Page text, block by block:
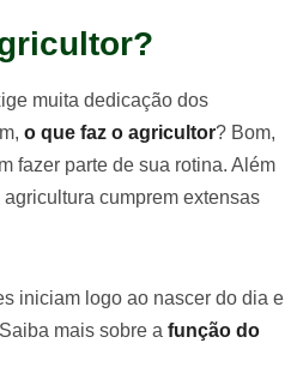
muita dedicação dos
o que faz o agricultor? Bom,
fazer parte de sua rotina. Além
cumprem extensas
iniciam logo ao nascer do dia e
mais sobre a função do